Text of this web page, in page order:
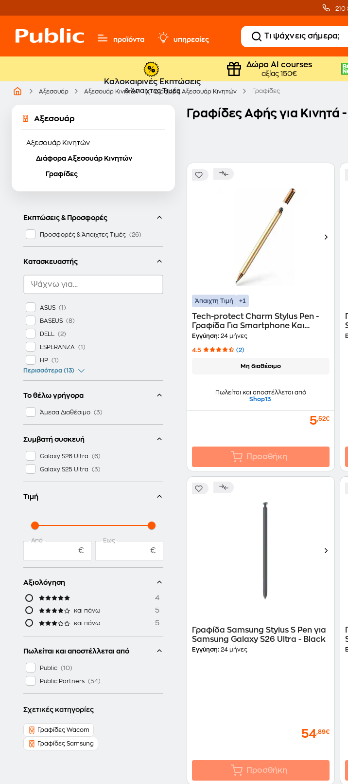
210
προϊόντα υπηρεσίες
Καλοκαιρινές Εκπτώσεις
& Άπαιχτες Τιμές
Δώρο ΑΙ courses
αξίας 150€
Αξεσουάρ Αξεσουάρ Κινητών Διάφορα Αξεσουάρ Κινητών Γραφίδες
Αξεσουάρ
Αξεσουάρ Κινητών
Διάφορα Αξεσουάρ Κινητών
Γραφίδες
Εκπτώσεις & Προσφορές
Προσφορές & Άπαιχτες Τιμές
Κατασκευαστής
ASUS
BASEUS
DELL
ESPERANZA
HP
Περισσότερα (13)
Το θέλω γρήγορα
Άμεσα Διαθέσιμο
Συμβατή συσκευή
Galaxy S26 Ultra
Galaxy S25 Ultra
Τιμή
Από
€
Έως
€
Αξιολόγηση
4
και πάνω 5
και πάνω 5
Πωλείται και αποστέλλεται από
Public
Public Partners
Σχετικές κατηγορίες
Γραφίδες Wacom
Γραφίδες Samsung
Γραφίδες Αφής για
Άπαιχτη Τιμή +1
Tech-protect Charm Stylus Pen -
Γραφίδα Για Smartphone Και
Tablet
Εγγύηση: 24 μήνες
4.5 (2)
Μη διαθέσιμο
Πωλείται και αποστέλλεται από
Shop13
5,52€
Προσθήκη
Γραφίδα Samsung Stylus S Pen για
Samsung Galaxy S26 Ultra - Black
Εγγύηση: 24 μήνες
54,89€
Προσθήκη